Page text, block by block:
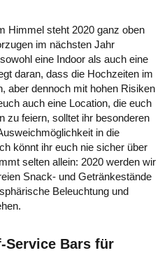
Himmel steht 2020 ganz oben
im nächsten Jahr
eine Indoor als auch eine
daran, dass die Hochzeiten im
aber dennoch mit hohen Risiken
auch eine Location, die euch
zu feiern, solltet ihr besonderen
in die
könnt ihr euch nie sicher über
selten allein: 2020 werden wir
Snack- und Getränkestände
Beleuchtung und
Service Bars für